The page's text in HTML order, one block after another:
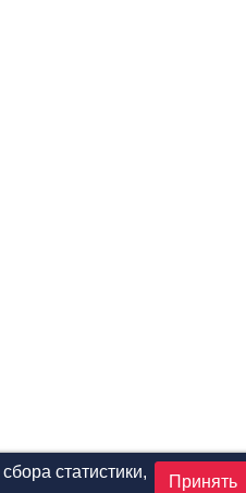
статистики,
Принять